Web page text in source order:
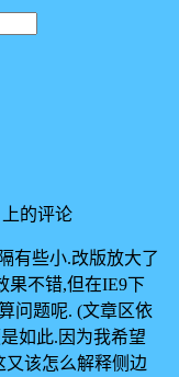
的评论
有些小.改版放大了
果不错,但在IE9下
问题呢. (文章区依
如此.因为我希望
又该怎么解释侧边